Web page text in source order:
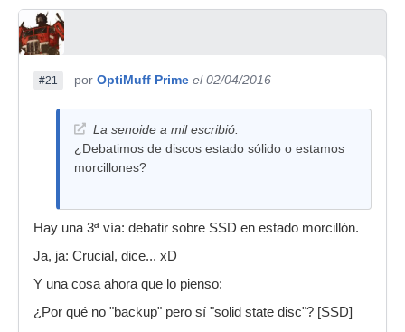
#21 por OptiMuff Prime el 02/04/2016
La senoide a mil escribió:
¿Debatimos de discos estado sólido o estamos
morcillones?
Hay una 3ª vía: debatir sobre SSD en estado morcillón.
Ja, ja: Crucial, dice... xD
Y una cosa ahora que lo pienso:
¿Por qué no "backup" pero sí "solid state disc"? [SSD]